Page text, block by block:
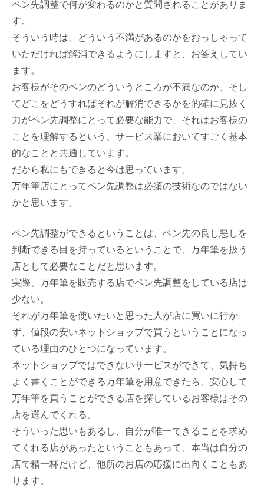
ペン先調整で何が変わるのかと質問されることがありま
す。
そういう時は、どういう不満があるのかをおっしゃって
いただければ解消できるようにしますと、お答えしてい
ます。
お客様がそのペンのどういうところが不満なのか、そし
てどこをどうすればそれが解消できるかを的確に見抜く
力がペン先調整にとって必要な能力で、それはお客様の
ことを理解するという、サービス業においてすごく基本
的なことと共通しています。
だから私にもできると今は思っています。
万年筆店にとってペン先調整は必須の技術なのではない
かと思います。
ペン先調整ができるということは、ペン先の良し悪しを
判断できる目を持っているということで、万年筆を扱う
店として必要なことだと思います。
実際、万年筆を販売する店でペン先調整をしている店は
少ない。
それが万年筆を使いたいと思った人が店に買いに行か
ず、値段の安いネットショップで買うということになっ
ている理由のひとつになっています。
ネットショップではできないサービスができて、気持ち
よく書くことができる万年筆を用意できたら、安心して
万年筆を買うことができる店を探しているお客様はその
店を選んでくれる。
そういった思いもあるし、自分が唯一できることを求め
てくれる店があったということもあって、本当は自分の
店で精一杯だけど、他所のお店の応援に出向くこともあ
ります。